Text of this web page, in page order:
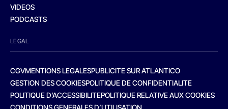
VIDEOS
PODCASTS
LEGAL
CGVMENTIONS LEGALESPUBLICITE SUR ATLANTICO
GESTION DES COOKIESPOLITIQUE DE CONFIDENTIALITE
POLITIQUE D’ACCESSIBILITEPOLITIQUE RELATIVE AUX COOKIES
CONDITIONS GENERALES D’UTILISATION